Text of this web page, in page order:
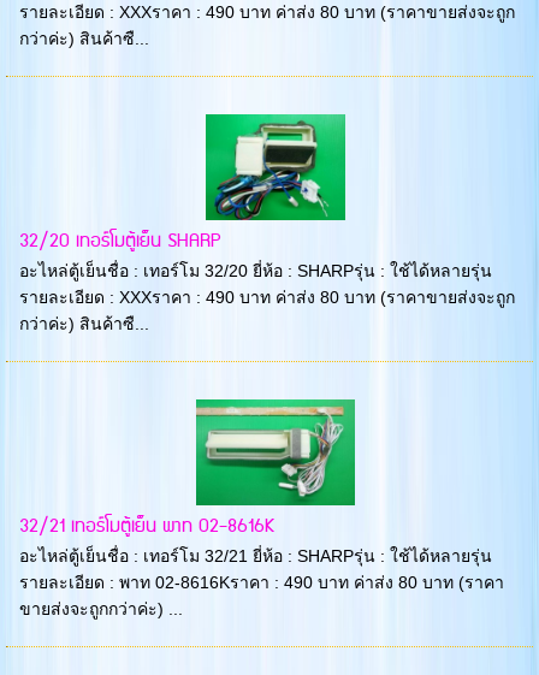
รายละเอียด : XXXราคา : 490 บาท ค่าส่ง 80 บาท (ราคาขายส่งจะถูก
กว่าค่ะ) สินค้าซื...
32/20 เทอร์โมตู้เย็น SHARP
อะไหล่ตู้เย็นชื่อ : เทอร์โม 32/20 ยี่ห้อ : SHARPรุ่น : ใช้ได้หลายรุ่น
รายละเอียด : XXXราคา : 490 บาท ค่าส่ง 80 บาท (ราคาขายส่งจะถูก
กว่าค่ะ) สินค้าซื...
32/21 เทอร์โมตู้เย็น พาท 02-8616K
อะไหล่ตู้เย็นชื่อ : เทอร์โม 32/21 ยี่ห้อ : SHARPรุ่น : ใช้ได้หลายรุ่น
รายละเอียด : พาท 02-8616Kราคา : 490 บาท ค่าส่ง 80 บาท (ราคา
ขายส่งจะถูกกว่าค่ะ) ...